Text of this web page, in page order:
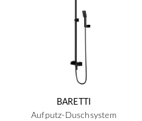
BARETTI
Aufputz-Duschsystem